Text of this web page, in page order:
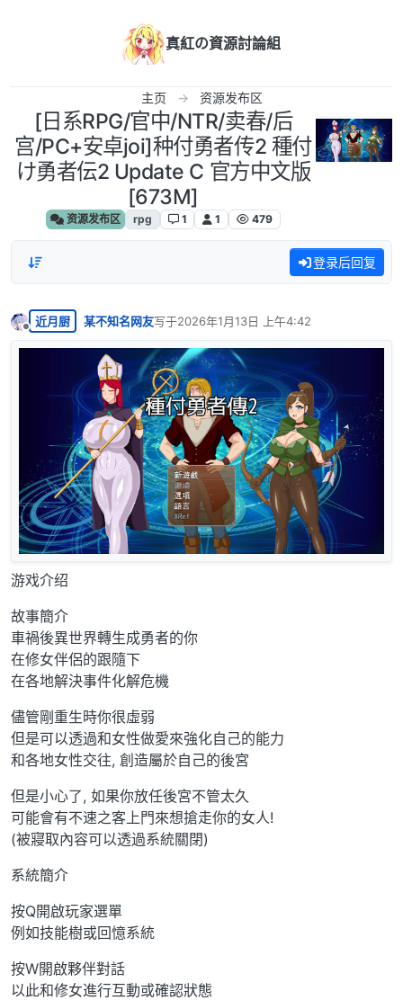
真紅の資源討論組
主页 资源发布区
[日系RPG/官中/NTR/卖春/后
宫/PC+安卓joi]种付勇者传2 種付
け勇者伝2 Update C 官方中文版
[673M]
资源发布区 rpg 1 1 479
登录后回复
离线
近月厨 某不知名网友写于2026年1月13日 上午4:42
最后由 编辑
游戏介绍
故事簡介
車禍後異世界轉生成勇者的你
在修女伴侶的跟隨下
在各地解決事件化解危機
儘管剛重生時你很虛弱
但是可以透過和女性做愛來強化自己的能力
和各地女性交往, 創造屬於自己的後宮
但是小心了, 如果你放任後宮不管太久
可能會有不速之客上門來想搶走你的女人!
(被寢取內容可以透過系統關閉)
系統簡介
按Q開啟玩家選單
例如技能樹或回憶系統
按W開啟夥伴對話
以此和修女進行互動或確認狀態